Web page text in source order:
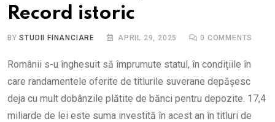
Record istoric
BYSTUDII FINANCIARE APRIL 29, 2025 0 COMMENTS
Românii s-u înghesuit să împrumute statul, în condițiile în
care randamentele oferite de titlurile suverane depășesc
deja cu mult dobânzile plătite de bănci pentru depozite. 17,4
miliarde de lei este suma investită în acest an în titluri de